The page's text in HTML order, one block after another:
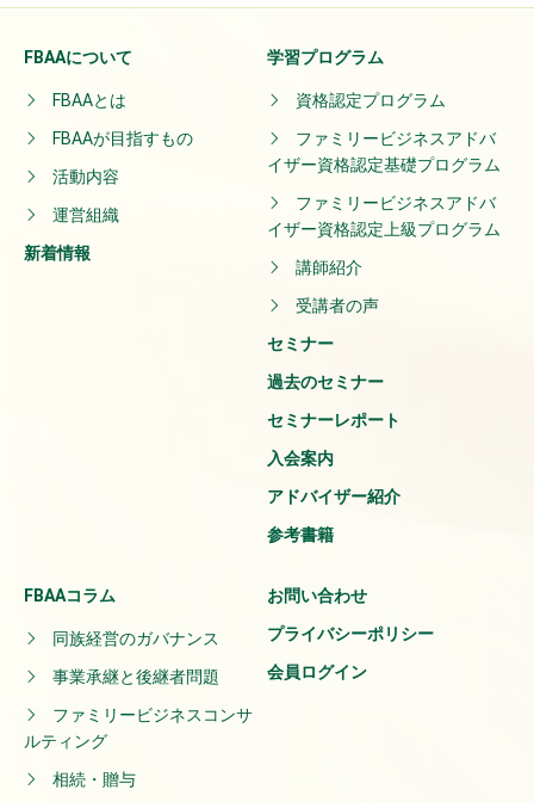
FBAAについて
FBAAとは
FBAAが目指すもの
活動内容
運営組織
新着情報
学習プログラム
資格認定プログラム
ファミリービジネスアドバ
イザー資格認定基礎プログラム
ファミリービジネスアドバ
イザー資格認定上級プログラム
講師紹介
受講者の声
セミナー
過去のセミナー
セミナーレポート
入会案内
アドバイザー紹介
参考書籍
FBAAコラム
同族経営のガバナンス
事業承継と後継者問題
ファミリービジネスコンサ
ルティング
相続・贈与
お問い合わせ
プライバシーポリシー
会員ログイン